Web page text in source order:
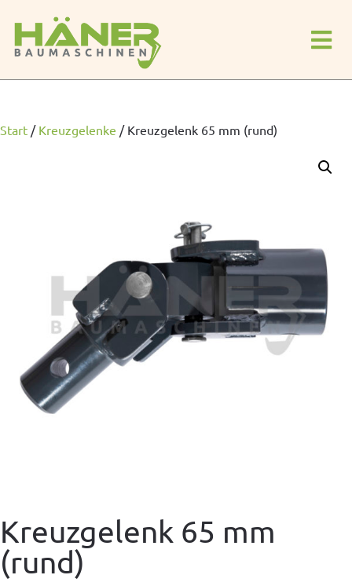
Start / Kreuzgelenke / Kreuzgelenk 65 mm (rund)
Kreuzgelenk 65 mm
(rund)